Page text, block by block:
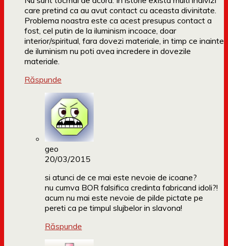
care pretind ca au avut contact cu aceasta divinitate.
Problema noastra este ca acest presupus contact a
fost, cel putin de la iluminism incoace, doar
interior/spiritual, fara dovezi materiale, in timp ce inainte
de iluminism nu poti avea incredere in dovezile
materiale.
Răspunde
geo
20/03/2015
si atunci de ce mai este nevoie de icoane?
nu cumva BOR falsifica credinta fabricand idoli?!
acum nu mai este nevoie de pilde pictate pe
pereti ca pe timpul slujbelor in slavona!
Răspunde